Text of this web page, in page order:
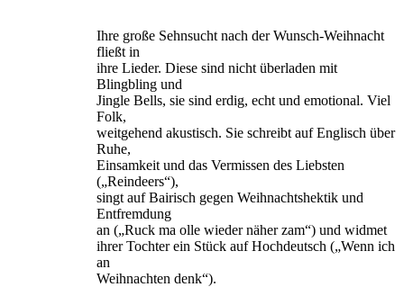
Ihre große Sehnsucht nach der Wunsch-Weihnacht
fließt in
ihre Lieder. Diese sind nicht überladen mit
Blingbling und
Jingle Bells, sie sind erdig, echt und emotional. Viel
Folk,
weitgehend akustisch. Sie schreibt auf Englisch über
Ruhe,
Einsamkeit und das Vermissen des Liebsten
(„Reindeers“),
singt auf Bairisch gegen Weihnachtshektik und
Entfremdung
an („Ruck ma olle wieder näher zam“) und widmet
ihrer Tochter ein Stück auf Hochdeutsch („Wenn ich
an
Weihnachten denk“).